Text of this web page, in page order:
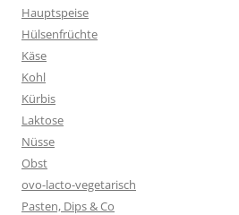
Hauptspeise
Hülsenfrüchte
Käse
Kohl
Kürbis
Laktose
Nüsse
Obst
ovo-lacto-vegetarisch
Pasten, Dips & Co